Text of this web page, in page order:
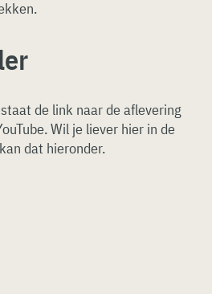
de link naar de aflevering
Wil je liever hier in de
dat hieronder.